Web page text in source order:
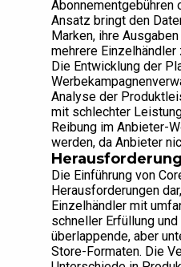
Abonnementgebühren
Ansatz bringt den
Marken, ihre
mehrere Einzelhändler
Die Entwicklung der
Analyse der
mit schlechter
Reibung im Anbieter-
werden, da Anbieter
Die Einführung von
Herausforderungen
Einzelhändler mit
schneller Erfüllung
überlappende, aber
Store-Formaten. Die